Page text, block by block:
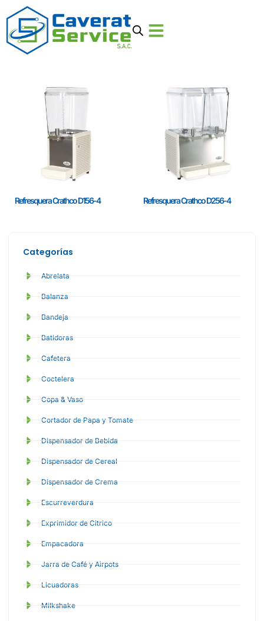
Categorías
Abrelata
Balanza
Bandeja
Batidoras
Cafetera
Coctelera
Copa & Vaso
Cortador de Papa y Tomate
Dispensador de Bebida
Dispensador de Cereal
Dispensador de Crema
Escurreverdura
Exprimidor de Citrico
Empacadora
Jarra de Café y Airpots
Licuadoras
Milkshake
Refresquera Crathco D156-4 Refresquera Crathco D256-4